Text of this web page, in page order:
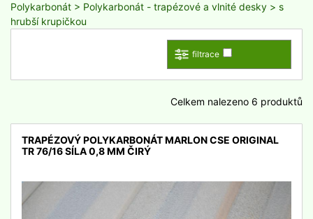
Polykarbonát > Polykarbonát - trapézové a vlnité desky > s
hrubší krupičkou
filtrace
Celkem nalezeno 6 produktů
TRAPÉZOVÝ POLYKARBONÁT MARLON CSE ORIGINAL
TR 76/16 SÍLA 0,8 MM ČIRÝ
detail